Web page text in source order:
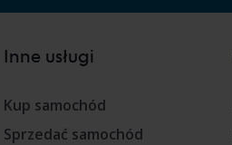
Inne usługi
Kup samochód
Sprzedać samochód